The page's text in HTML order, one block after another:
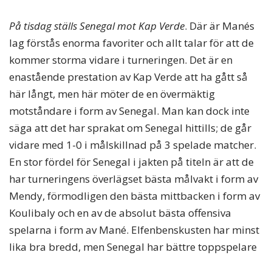
På tisdag ställs Senegal mot Kap Verde. Där är Manés
lag förstås enorma favoriter och allt talar för att de
kommer storma vidare i turneringen. Det är en
enastående prestation av Kap Verde att ha gått så
här långt, men här möter de en övermäktig
motståndare i form av Senegal. Man kan dock inte
säga att det har sprakat om Senegal hittills; de går
vidare med 1-0 i målskillnad på 3 spelade matcher.
En stor fördel för Senegal i jakten på titeln är att de
har turneringens överlägset bästa målvakt i form av
Mendy, förmodligen den bästa mittbacken i form av
Koulibaly och en av de absolut bästa offensiva
spelarna i form av Mané. Elfenbenskusten har minst
lika bra bredd, men Senegal har bättre toppspelare